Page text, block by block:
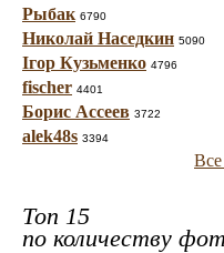
Рыбак 6790
Николай Наседкин 5090
Ігор Кузьменко 4796
fischer 4401
Борис Ассеев 3722
alek48s 3394
Топ 15
по количеству